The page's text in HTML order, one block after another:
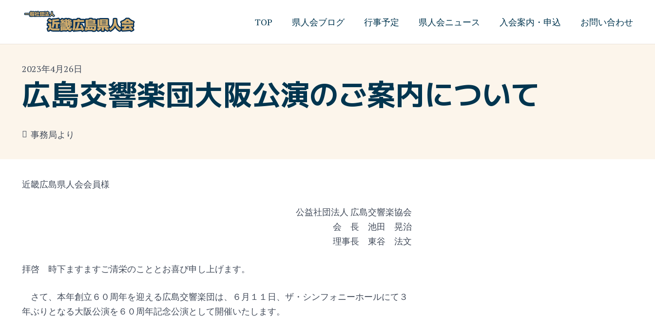
TOP 県人会ブログ 行事予定 県人会ニュース 入会案内・申込 お問い合わせ
2023年4月26日
広島交響楽団大阪公演のご案内について
事務局より
近畿広島県人会会員様
公益社団法人 広島交響楽協会
会 長 池田 晃治
理事長 東谷 法文
拝啓 時下ますますご清栄のこととお喜び申し上げます。
さて、本年創立６０周年を迎える広島交響楽団は、６月１１日、ザ・シンフォニーホールにて３
年ぶりとなる大阪公演を６０周年記念公演として開催いたします。